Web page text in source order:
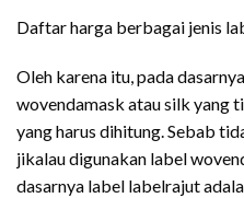
Daftar harga berbagai jenis
Oleh karena itu, pada
wovendamask atau silk yang
yang harus dihitung. Sebab
jikalau digunakan label
dasarnya label labelrajut